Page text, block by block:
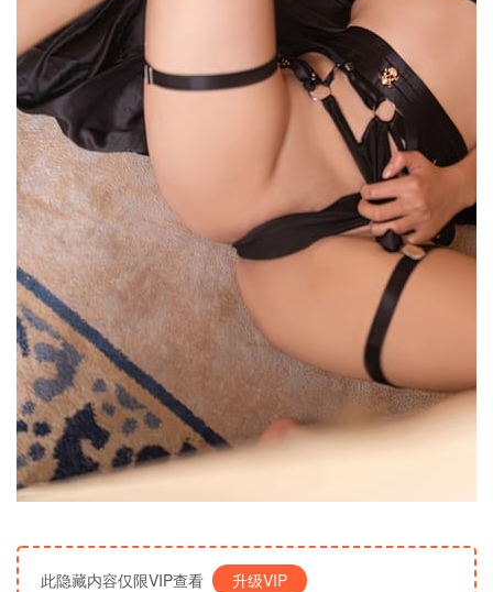
此隐藏内容仅限VIP查看 升级VIP